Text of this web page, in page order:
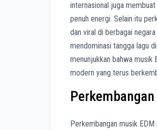
internasional juga
penuh energi. Selain itu
dan viral di berbagai
mendominasi tangga lagu
menunjukkan bahwa musik
modern yang terus
Perkembangan musik